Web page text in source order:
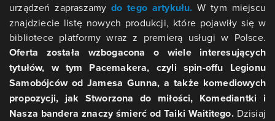
urządzeń zapraszamydo tego artykułu. W tym miejscu
znajdziecie listę nowych produkcji, które pojawiły się w
bibliotece platformy wraz z premierą usługi w Polsce.
Oferta została wzbogacona o wiele interesujących
tytułów, w tym Pacemakera, czyli spin-offu Legionu
Samobójców od Jamesa Gunna, a także komediowych
propozycji, jak Stworzona do miłości, Komediantki i
Nasza bandera znaczy śmierć od Taiki Waititego. Dzisiaj